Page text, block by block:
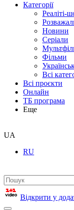
Категорії
Реаліті-
Новини
Серіали
Фільми
Всі
Всі проєкти
Онлайн
ТБ програма
Еще
UA
RU
Відкрити у